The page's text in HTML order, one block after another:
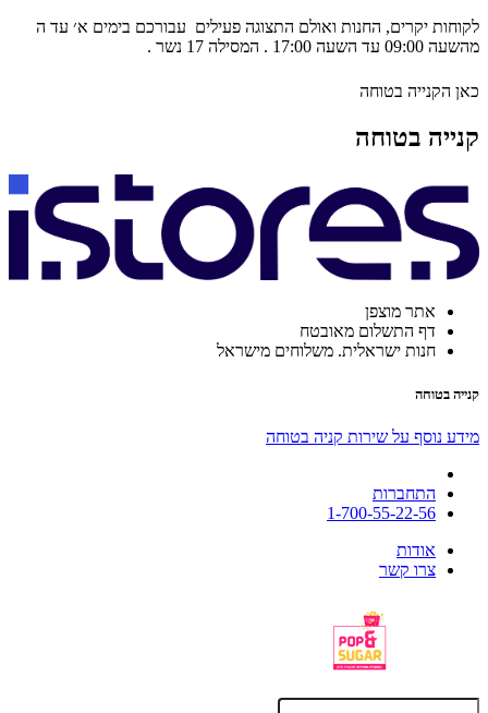
לקוחות יקרים, החנות ואולם התצוגה פעילים עבורכם בימים א׳ עד ה
מהשעה 09:00 עד השעה 17:00 . המסילה 17 נשר .
כאן הקנייה בטוחה
קנייה בטוחה
אתר מוצפן
דף התשלום מאובטח
חנות ישראלית. משלוחים מישראל
קנייה בטוחה
מידע נוסף על שירות קניה בטוחה
התחברות
1-700-55-22-56
אודות
צרו קשר